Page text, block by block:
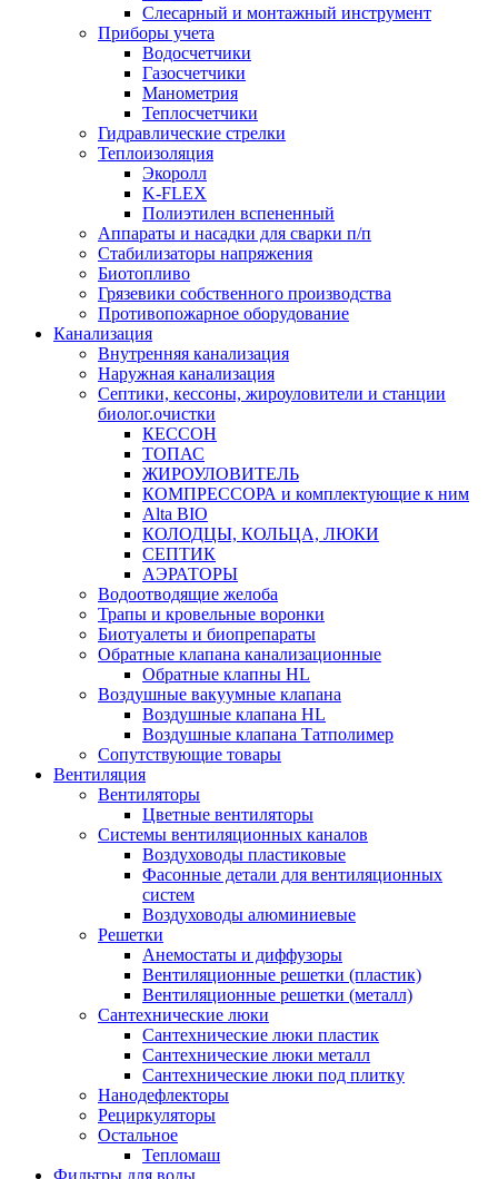
Слесарный и монтажный инструмент
Приборы учета
Водосчетчики
Газосчетчики
Манометрия
Теплосчетчики
Гидравлические стрелки
Теплоизоляция
Экоролл
K-FLEX
Полиэтилен вспененный
Аппараты и насадки для сварки п/п
Стабилизаторы напряжения
Биотопливо
Грязевики собственного производства
Противопожарное оборудование
Канализация
Внутренняя канализация
Наружная канализация
Септики, кессоны, жироуловители и станции
биолог.очистки
КЕССОН
ТОПАС
ЖИРОУЛОВИТЕЛЬ
КОМПРЕССОРА и комплектующие к ним
Alta BIO
КОЛОДЦЫ, КОЛЬЦА, ЛЮКИ
СЕПТИК
АЭРАТОРЫ
Водоотводящие желоба
Трапы и кровельные воронки
Биотуалеты и биопрепараты
Обратные клапана канализационные
Обратные клапны HL
Воздушные вакуумные клапана
Воздушные клапана HL
Воздушные клапана Татполимер
Сопутствующие товары
Вентиляция
Вентиляторы
Цветные вентиляторы
Системы вентиляционных каналов
Воздуховоды пластиковые
Фасонные детали для вентиляционных
систем
Воздуховоды алюминиевые
Решетки
Анемостаты и диффузоры
Вентиляционные решетки (пластик)
Вентиляционные решетки (металл)
Сантехнические люки
Сантехнические люки пластик
Сантехнические люки металл
Сантехнические люки под плитку
Нанодефлекторы
Рециркуляторы
Остальное
Тепломаш
Фильтры для воды